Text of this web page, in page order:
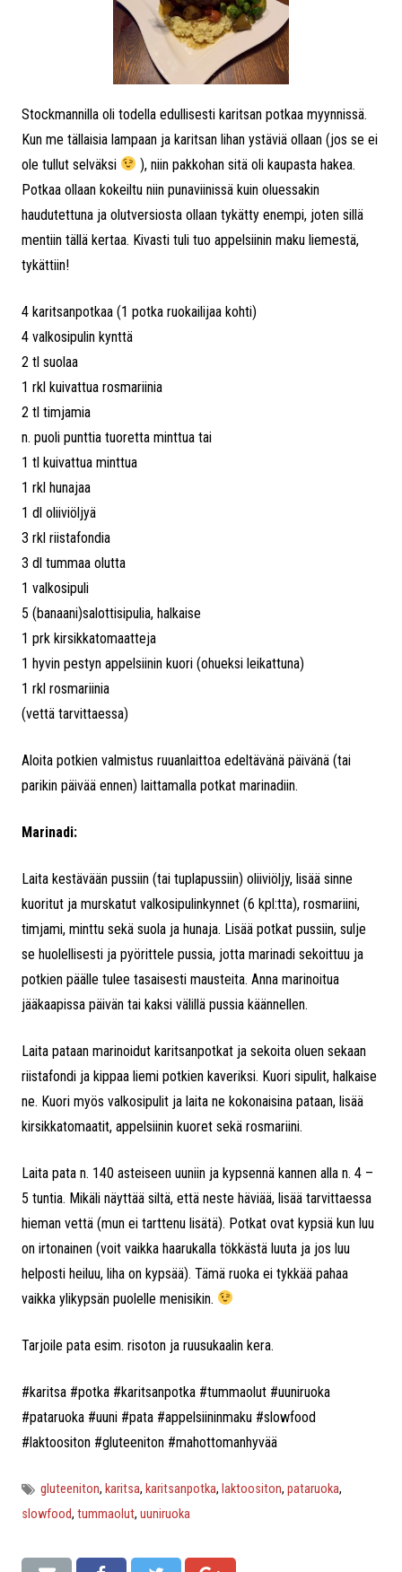
Stockmannilla oli todella edullisesti karitsan potkaa myynnissä.
Kun me tällaisia lampaan ja karitsan lihan ystäviä ollaan (jos se ei
ole tullut selväksi
), niin pakkohan sitä oli kaupasta hakea.
Potkaa ollaan kokeiltu niin punaviinissä kuin oluessakin
haudutettuna ja olutversiosta ollaan tykätty enempi, joten sillä
mentiin tällä kertaa. Kivasti tuli tuo appelsiinin maku liemestä,
tykättiin!
4 karitsanpotkaa (1 potka ruokailijaa kohti)
4 valkosipulin kynttä
2 tl suolaa
1 rkl kuivattua rosmariinia
2 tl timjamia
n. puoli punttia tuoretta minttua tai
1 tl kuivattua minttua
1 rkl hunajaa
1 dl oliiviöljyä
3 rkl riistafondia
3 dl tummaa olutta
1 valkosipuli
5 (banaani)salottisipulia, halkaise
1 prk kirsikkatomaatteja
1 hyvin pestyn appelsiinin kuori (ohueksi leikattuna)
1 rkl rosmariinia
(vettä tarvittaessa)
Aloita potkien valmistus ruuanlaittoa edeltävänä päivänä (tai
parikin päivää ennen) laittamalla potkat marinadiin.
Marinadi:
Laita kestävään pussiin (tai tuplapussiin) oliiviöljy, lisää sinne
kuoritut ja murskatut valkosipulinkynnet (6 kpl:tta), rosmariini,
timjami, minttu sekä suola ja hunaja. Lisää potkat pussiin, sulje
se huolellisesti ja pyörittele pussia, jotta marinadi sekoittuu ja
potkien päälle tulee tasaisesti mausteita. Anna marinoitua
jääkaapissa päivän tai kaksi välillä pussia käännellen.
Laita pataan marinoidut karitsanpotkat ja sekoita oluen sekaan
riistafondi ja kippaa liemi potkien kaveriksi. Kuori sipulit, halkaise
ne. Kuori myös valkosipulit ja laita ne kokonaisina pataan, lisää
kirsikkatomaatit, appelsiinin kuoret sekä rosmariini.
Laita pata n. 140 asteiseen uuniin ja kypsennä kannen alla n. 4 –
5 tuntia. Mikäli näyttää siltä, että neste häviää, lisää tarvittaessa
hieman vettä (mun ei tarttenu lisätä). Potkat ovat kypsiä kun luu
on irtonainen (voit vaikka haarukalla tökkästä luuta ja jos luu
helposti heiluu, liha on kypsää). Tämä ruoka ei tykkää pahaa
vaikka ylikypsän puolelle menisikin.
Tarjoile pata esim. risoton ja ruusukaalin kera.
#karitsa #potka #karitsanpotka #tummaolut #uuniruoka
#pataruoka #uuni #pata #appelsiininmaku #slowfood
#laktoositon #gluteeniton #mahottomanhyvää
gluteeniton, karitsa, karitsanpotka, laktoositon,pataruoka,
slowfood, tummaolut, uuniruoka